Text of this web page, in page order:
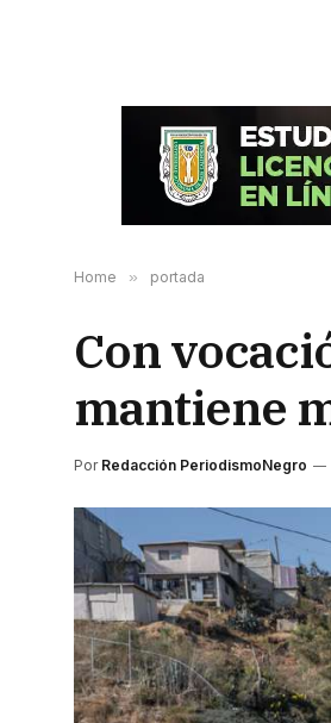
Home » portada
Con
mantiene
Por Redacción PeriodismoNegro